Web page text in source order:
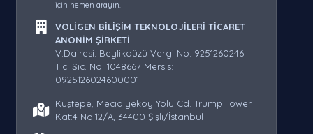
için hemen arayın.
VOLİGEN BİLİŞİM TEKNOLOJİLERİ TİCARET
ANONİM ŞİRKETİ
V.Dairesi: Beylikdüzü Vergi No: 9251260246
Tic. Sic. No: 1048667 Mersis:
0925126024600001
Kuştepe, Mecidiyeköy Yolu Cd. Trump Tower
Kat:4 No:12/A, 34400 Şişli/İstanbul